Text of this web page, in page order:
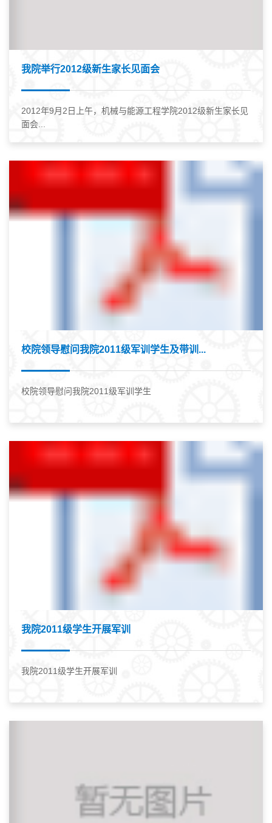
我院举行2012级新生家长见面会
2012年9月2日上午，机械与能源工程学院2012级新生家长见
面会...
校院领导慰问我院2011级军训学生及带训...
校院领导慰问我院2011级军训学生
我院2011级学生开展军训
我院2011级学生开展军训